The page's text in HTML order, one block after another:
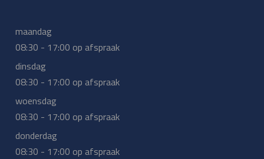
maandag
08:30 - 17:00 op afspraak
dinsdag
08:30 - 17:00 op afspraak
woensdag
08:30 - 17:00 op afspraak
donderdag
08:30 - 17:00 op afspraak